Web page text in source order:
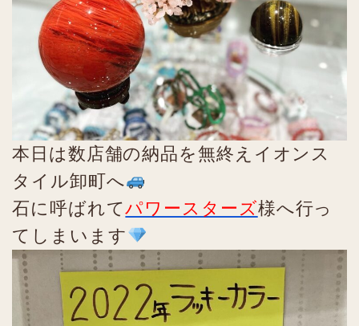
本日は数店舗の納品を無終えイオンス
タイル卸町へ
石に呼ばれてパワースターズ様へ行っ
てしまいます